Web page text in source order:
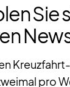
Sie
pro